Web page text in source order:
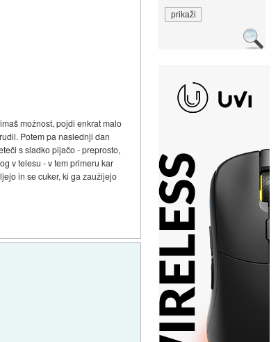
možnost, pojdi enkrat malo
Potem pa naslednji dan
s sladko pijačo - preprosto,
v telesu - v tem primeru kar
in se cuker, ki ga zaužijejo